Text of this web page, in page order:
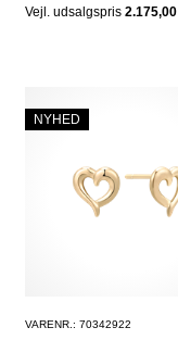
Vejl. udsalgspris 2.175,00
NYHED
VARENR.: 70342922